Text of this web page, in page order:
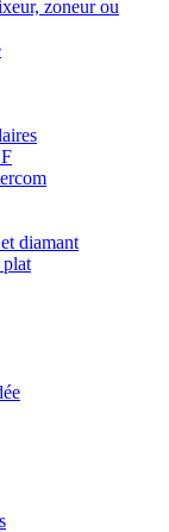
zoneur ou
diamant